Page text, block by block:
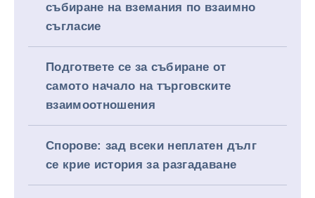
събиране на вземания по взаимно
съгласие
Подгответе се за събиране от
самото начало на търговските
взаимоотношения
Спорове: зад всеки неплатен дълг
се крие история за разгадаване